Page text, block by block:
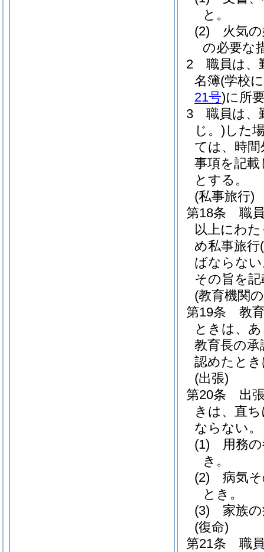
と。
(2)
火気
の必要な
2
職員は、
名簿(学校
21号)に所
3
職員は、
じ。) した
ては、時
事項を記
とする。
(私事旅行)
第18条
職
以上にわ
め私事旅行
ばならな
その旨を
(教育機関
第19条
教
ときは、
教育長の
認めたと
(出張)
第20条
出
きは、直
ならない。
(1)
用務
き。
(2)
病気
とき。
(3)
家族
(復命)
第21条
職